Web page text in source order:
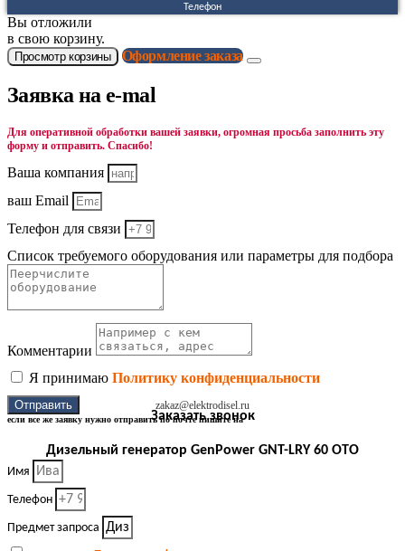
Телефон
Вы отложили
в свою корзину.
Просмотр корзины Оформление заказа
Заявка на e-mal
Для оперативной обработки вашей заявки, огромная просьба заполнить эту
форму и отправить. Спасибо!
Ваша компания
ваш Email
Телефон для связи
Список требуемого оборудования или параметры для подбора
Комментарии
Я принимаю Политику конфиденциальности
Отправить
если все же заявку нужно отправить по почте пишите на
zakaz@elektrodisel.ru
Заказать звонок
Дизельный генератор GenPower GNT-LRY 60 OTO
Имя
Телефон
Предмет запроса